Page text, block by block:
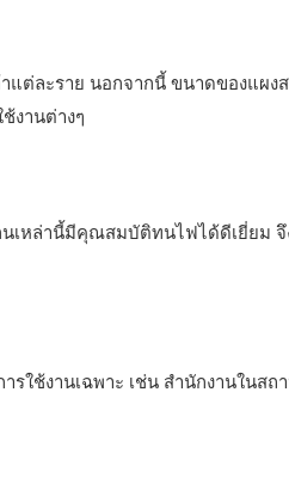
แต่ละราย นอกจากนี้ ขนาดของแผง
งานต่างๆ
เหล่านี้มีคุณสมบัติทนไฟได้ดีเยี่ยม จึ
ใช้งานเฉพาะ เช่น สำนักงานในสถ